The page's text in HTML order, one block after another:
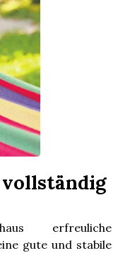
erfreuliche
gute und stabile